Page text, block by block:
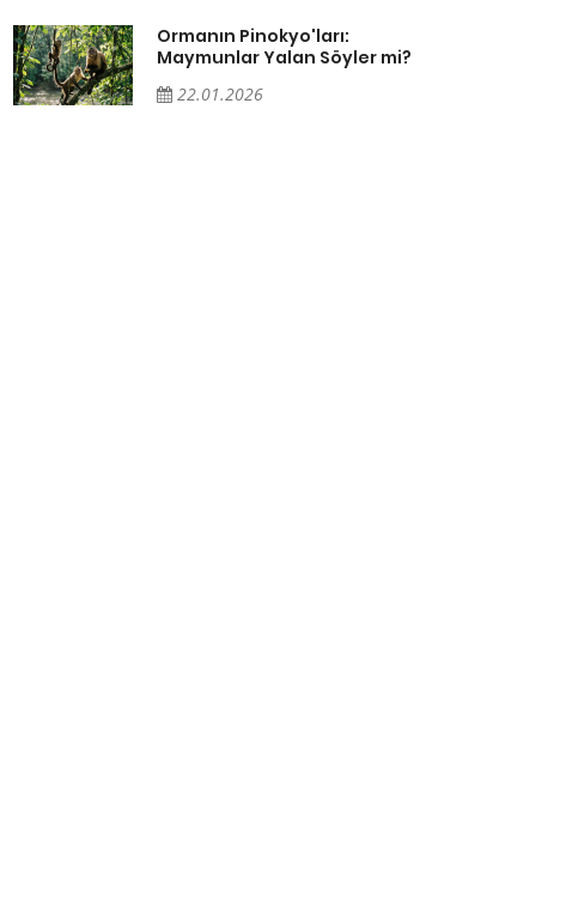
Ormanın Pinokyo'ları:
Maymunlar Yalan Söyler mi?
22.01.2026